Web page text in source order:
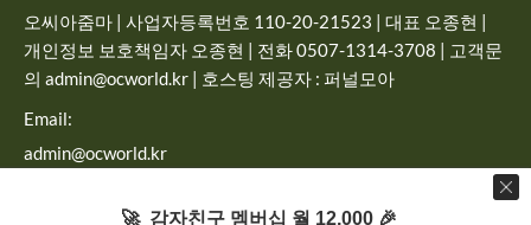
오씨아줌마 | 사업자등록번호 110-20-21523 | 대표 오종현 |
개인정보 보호책임자 오종현 | 전화 0507-1314-3708 | 고객문
의 admin@ocworld.kr | 호스팅 제공자 : 퍼널모아
Email:
admin@ocworld.kr
🚀 감자친구 멤버십 월 12,000 🎉